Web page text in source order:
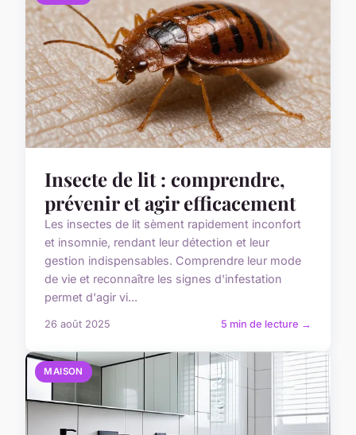
Insecte de lit : comprendre,
prévenir et agir efficacement
Les insectes de lit sèment rapidement inconfort
et insomnie, rendant leur détection et leur
gestion indispensables. Comprendre leur mode
de vie et reconnaître les signes d'infestation
permet d'agir vi...
26 août 2025 5 min de lecture →
MAISON